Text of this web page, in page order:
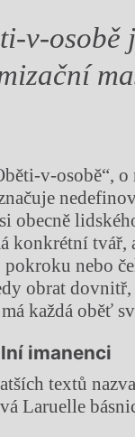
v-
v-osobě“,
obecně
konkrétní
pokroku nebo
obrat dovnitř,
každá oběť
imanenci
textů
Laruelle